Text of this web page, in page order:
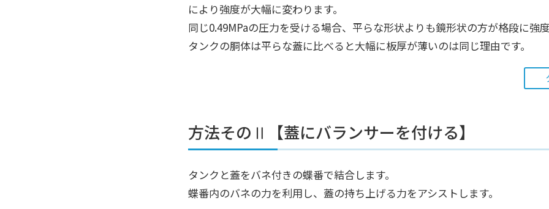
により強度が大幅に変わります。
同じ0.49MPaの圧力を受ける場合、平らな形状よりも鏡形状の方が格段に強度
タンクの胴体は平らな蓋に比べると大幅に板厚が薄いのは同じ理由です。
方法そのⅡ【蓋にバランサーを付ける】
タンクと蓋をバネ付きの蝶番で結合します。
蝶番内のバネの力を利用し、蓋の持ち上げる力をアシストします。